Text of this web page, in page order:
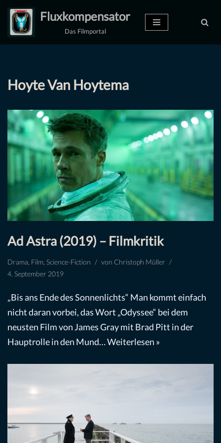
Zum
Inhalt
Fluxkompensator
Das Filmportal
Hoyte Van Hoytema
Ad Astra (2019) – Filmkritik
Drama Film Science-Fiction von Christoph Müller
4. September 2019
„Bis ans Ende des Sonnenlichts“ Man kommt einfach
nicht daran vorbei, das Wort „Odyssee“ bei dem
neusten Film von James Gray mit Brad Pitt in der
Hauptrolle in den Mund…Weiterlesen »